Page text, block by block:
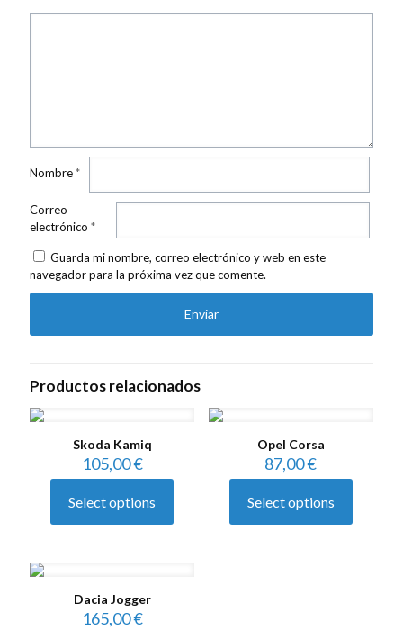
Nombre*
Correo
electrónico *
Guarda mi nombre, correo electrónico y web en este
navegador para la próxima vez que comente.
Productos relacionados
Skoda Kamiq
105,00€
Select options
Opel Corsa
87,00€
Select options
Dacia Jogger
165,00€